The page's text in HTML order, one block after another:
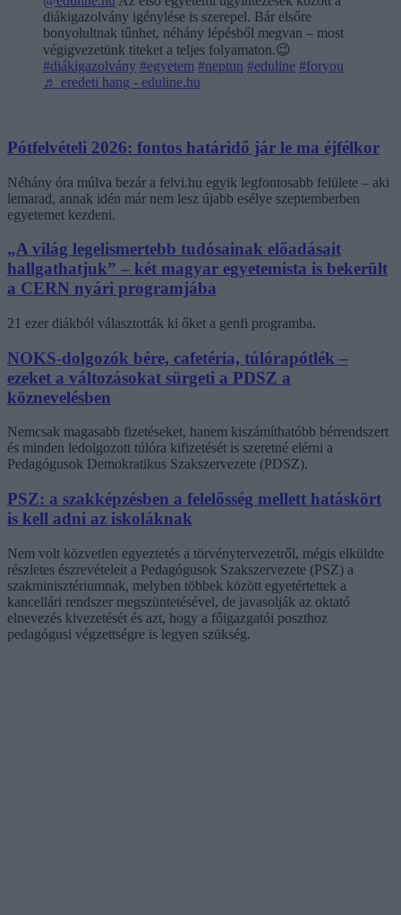
diákigazolvány igénylése is szerepel. Bár elsőre
bonyolultnak tűnhet, néhány lépésből megvan – most
végigvezetünk titeket a teljes folyamaton.😉
#diákigazolvány #egyetem #neptun #eduline #foryou
♬ eredeti hang - eduline.hu
Pótfelvételi 2026: fontos határidő jár le ma éjfélkor
Néhány óra múlva bezár a felvi.hu egyik legfontosabb felülete – aki
lemarad, annak idén már nem lesz újabb esélye szeptemberben
egyetemet kezdeni.
„A világ legelismertebb tudósainak előadásait
hallgathatjuk” – két magyar egyetemista is bekerült
a CERN nyári programjába
21 ezer diákból választották ki őket a genfi programba.
NOKS-dolgozók bére, cafetéria, túlórapótlék –
ezeket a változásokat sürgeti a PDSZ a
köznevelésben
Nemcsak magasabb fizetéseket, hanem kiszámíthatóbb bérrendszert
és minden ledolgozott túlóra kifizetését is szeretné elérni a
Pedagógusok Demokratikus Szakszervezete (PDSZ).
PSZ: a szakképzésben a felelősség mellett hatáskört
is kell adni az iskoláknak
Nem volt közvetlen egyeztetés a törvénytervezetről, mégis elküldte
részletes észrevételeit a Pedagógusok Szakszervezete (PSZ) a
szakminisztériumnak, melyben többek között egyetértettek a
kancellári rendszer megszüntetésével, de javasolják az oktató
elnevezés kivezetését és azt, hogy a főigazgatói poszthoz
pedagógusi végzettségre is legyen szükség.